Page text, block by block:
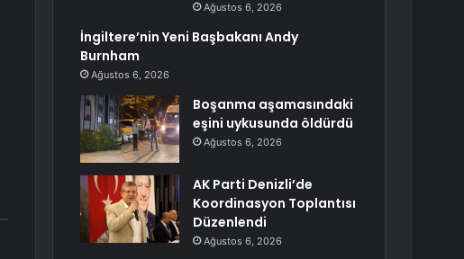
Ağustos 6, 2026
İngiltere’nin Yeni Başbakanı Andy
Burnham
Ağustos 6, 2026
Boşanma aşamasındaki
eşini uykusunda öldürdü
Ağustos 6, 2026
AK Parti Denizli’de
Koordinasyon Toplantısı
Düzenlendi
Ağustos 6, 2026